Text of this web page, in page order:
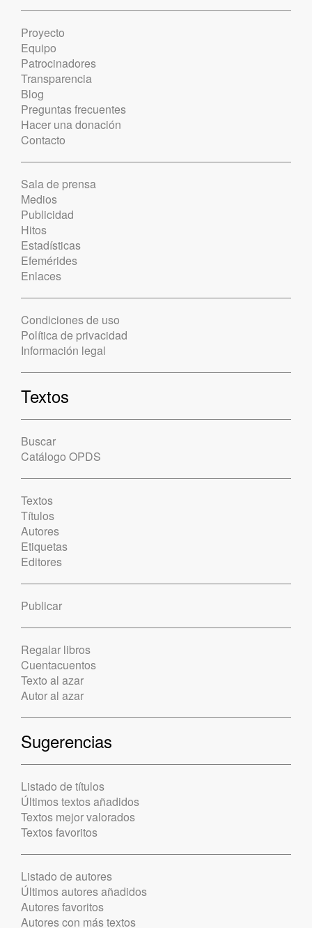
Proyecto
Equipo
Patrocinadores
Transparencia
Blog
Preguntas frecuentes
Hacer una donación
Contacto
Sala de prensa
Medios
Publicidad
Hitos
Estadísticas
Efemérides
Enlaces
Condiciones de uso
Política de privacidad
Información legal
Textos
Buscar
Catálogo OPDS
Textos
Títulos
Autores
Etiquetas
Editores
Publicar
Regalar libros
Cuentacuentos
Texto al azar
Autor al azar
Sugerencias
Listado de títulos
Últimos textos añadidos
Textos mejor valorados
Textos favoritos
Listado de autores
Últimos autores añadidos
Autores favoritos
Autores con más textos